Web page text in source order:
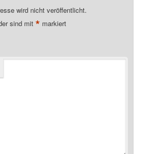
wird nicht veröffentlicht.
sind mit* markiert